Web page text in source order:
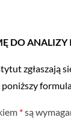
DO
zgłaszają
*są